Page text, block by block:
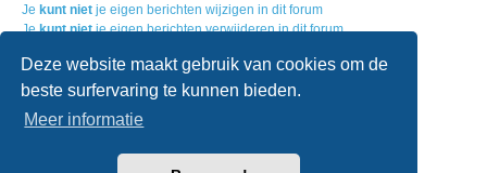
Deze website maakt gebruik van cookies om de
beste surfervaring te kunnen bieden.
Meer informatie
Je kunt niet je eigen berichten wijzigen in dit forum
Jekunt nietje eigen berichten verwijderen in dit forum
Home Forumoverzicht
® Forum Software © phpBB Limited